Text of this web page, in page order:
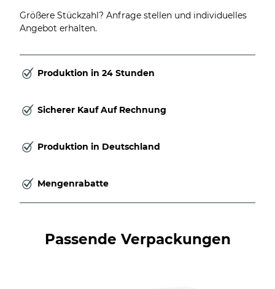
Größere Stückzahl? Anfrage stellen und individuelles
Angebot erhalten.
Produktion in 24 Stunden
Sicherer Kauf Auf Rechnung
Produktion in Deutschland
Mengenrabatte
Passende Verpackungen